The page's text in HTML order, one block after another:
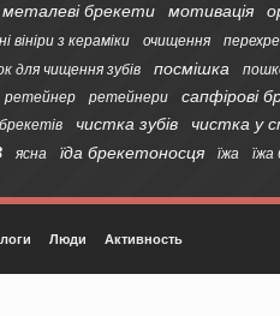
металеві брекети мотивація
вініри з кераміки очищення
для чищення зубів посмішка
ретейнер ретейнери сапфірові
чистка зубів чистка у
ясна їда брекетоносця їжа
Люди Активность